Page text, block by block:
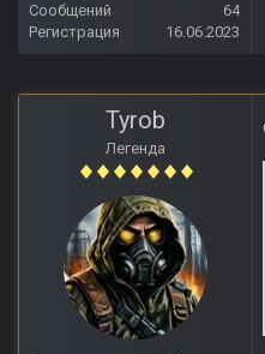
Сообщений
64
Регистрация
16.06.2023
Tyrob
Легенда